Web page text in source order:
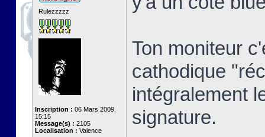
Rulezzzzz
Inscription : 06 Mars 2009,
15:15
Message(s) : 2105
Localisation : Valence
Ton moniteur
cathodique
intégralement
signature.